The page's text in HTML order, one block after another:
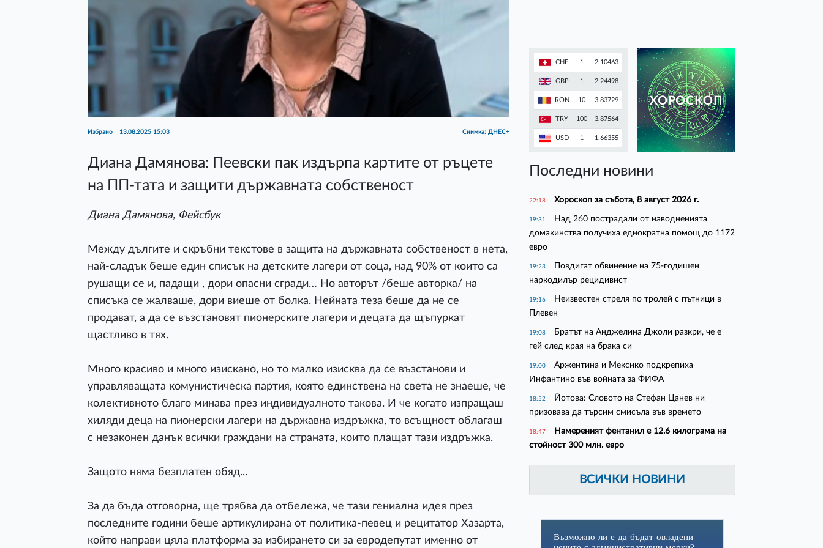
Избрано 13.08.2025 15:03 Снимка: ДНЕС+
Диана Дамянова: Пеевски пак издърпа картите от ръцете
на ПП-тата и защити държавната собственост
Диана Дамянова, Фейсбук
Между дългите и скръбни текстове в защита на държавната собственост в нета,
най-сладък беше един списък на детските лагери от соца, над 90% от които са
рушащи се и, падащи , дори опасни сгради… Но авторът /беше авторка/ на
списъка се жалваше, дори виеше от болка. Нейната теза беше да не се
продават, а да се възстановят пионерските лагери и децата да щъпуркат
щастливо в тях.
Много красиво и много изискано, но то малко изисква да се възстанови и
управляващата комунистическа партия, която единствена на света не знаеше, че
колективното благо минава през индивидуалното такова. И че когато изпращаш
хиляди деца на пионерски лагери на държавна издръжка, то всъщност облагаш
с незаконен данък всички граждани на страната, които плащат тази издръжка.
Защото няма безплатен обяд...
За да бъда отговорна, ще трябва да отбележа, че тази гениална идея през
последните години беше артикулирана от политика-певец и рецитатор Хазарта,
който направи цяла платформа за избирането си за евродепутат именно от
CHF 1 2.10463
GBP 1 2.24498
RON 10 3.83729
TRY 100 3.87564
USD 1 1.66355
ХОРОСКОП
Последни новини
22:18 Хороскоп за събота, 8 август 2026 г.
19:31
Над 260 пострадали от наводненията
домакинства получиха еднократна помощ до 1172
евро
19:23
Повдигат обвинение на 75-годишен
наркодилър рецидивист
19:16
Неизвестен стреля по тролей с пътници в
Плевен
19:08
Братът на Анджелина Джоли разкри, че е
гей след края на брака си
19:00
Аржентина и Мексико подкрепиха
Инфантино във войната за ФИФА
18:52
Йотова: Словото на Стефан Цанев ни
призовава да търсим смисъла във времето
18:47
Намереният фентанил е 12.6 килограма на
стойност 300 млн. евро
ВСИЧКИ НОВИНИ